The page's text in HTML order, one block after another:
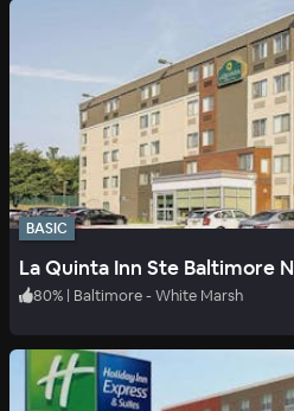
BASIC
La Quinta Inn Ste Baltimore N
80% | Baltimore - White Marsh